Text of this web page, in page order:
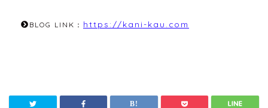
BLOG LINK： https://kani-kau.com